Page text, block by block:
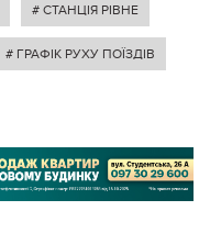
# СТАНЦІЯ РІВНЕ
# ГРАФІК РУХУ ПОЇЗДІВ